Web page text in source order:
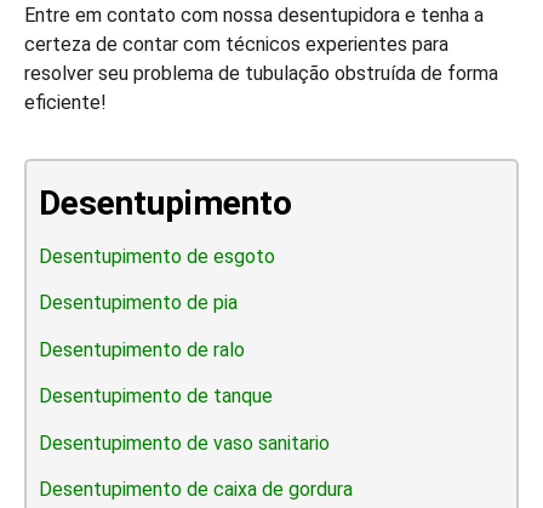
Entre em contato com nossa desentupidora e tenha a
certeza de contar com técnicos experientes para
resolver seu problema de tubulação obstruída de forma
eficiente!
Desentupimento
Desentupimento de esgoto
Desentupimento de pia
Desentupimento de ralo
Desentupimento de tanque
Desentupimento de vaso sanitario
Desentupimento de caixa de gordura